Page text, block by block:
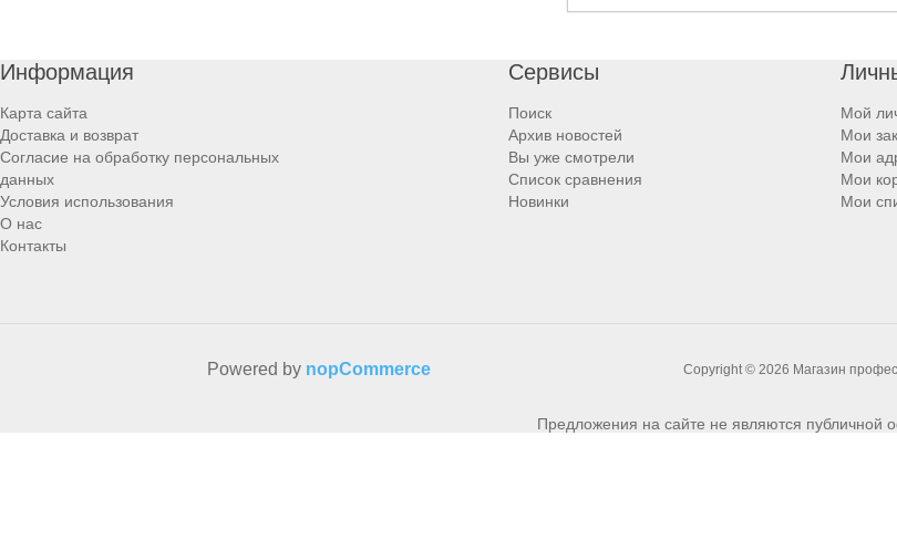
Информация
Карта сайта
Доставка и возврат
Согласие на обработку персональных
данных
Условия использования
О нас
Контакты
Сервисы
Поиск
Архив новостей
Вы уже смотрели
Список сравнения
Новинки
Мой
Мои
Мои
Мои
Мои
Copyright © 2026 Магазин
Powered by nopCommerce
Предложения на сайте не являются публичной